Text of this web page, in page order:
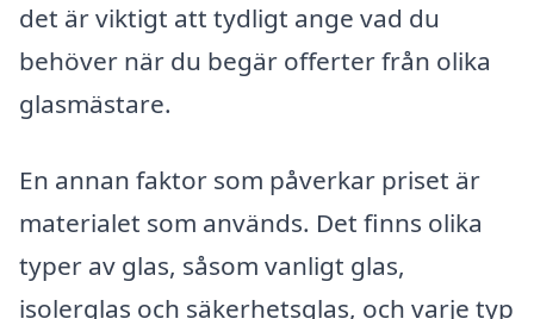
det är viktigt att tydligt ange vad du
behöver när du begär offerter från olika
glasmästare.
En annan faktor som påverkar priset är
materialet som används. Det finns olika
typer av glas, såsom vanligt glas,
isolerglas och säkerhetsglas, och varje typ